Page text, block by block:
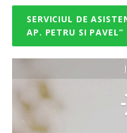
SERVICIUL DE
AP. PETRU SI PAVEL”